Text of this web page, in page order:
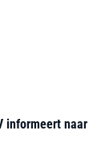
informeert naar